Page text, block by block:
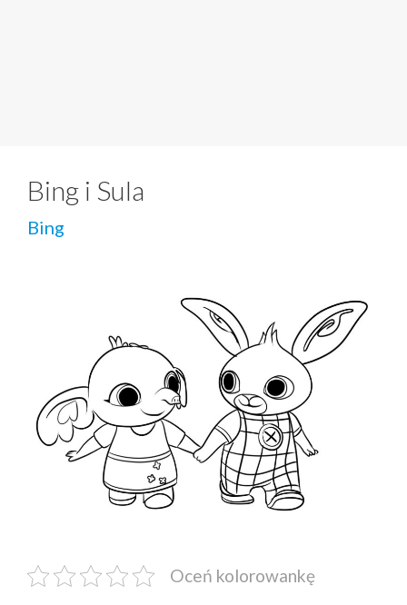
Bing i Sula
Bing
Oceń kolorowankę